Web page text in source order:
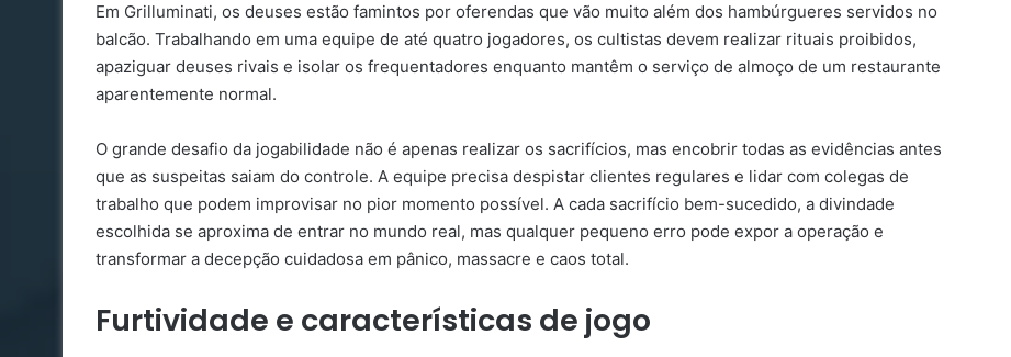
Em Grilluminati, os deuses estão famintos por oferendas que vão muito além dos hambúrgueres servidos no
balcão. Trabalhando em uma equipe de até quatro jogadores, os cultistas devem realizar rituais proibidos,
apaziguar deuses rivais e isolar os frequentadores enquanto mantêm o serviço de almoço de um restaurante
aparentemente normal.
O grande desafio da jogabilidade não é apenas realizar os sacrifícios, mas encobrir todas as evidências antes
que as suspeitas saiam do controle. A equipe precisa despistar clientes regulares e lidar com colegas de
trabalho que podem improvisar no pior momento possível. A cada sacrifício bem-sucedido, a divindade
escolhida se aproxima de entrar no mundo real, mas qualquer pequeno erro pode expor a operação e
transformar a decepção cuidadosa em pânico, massacre e caos total.
Furtividade e características de jogo